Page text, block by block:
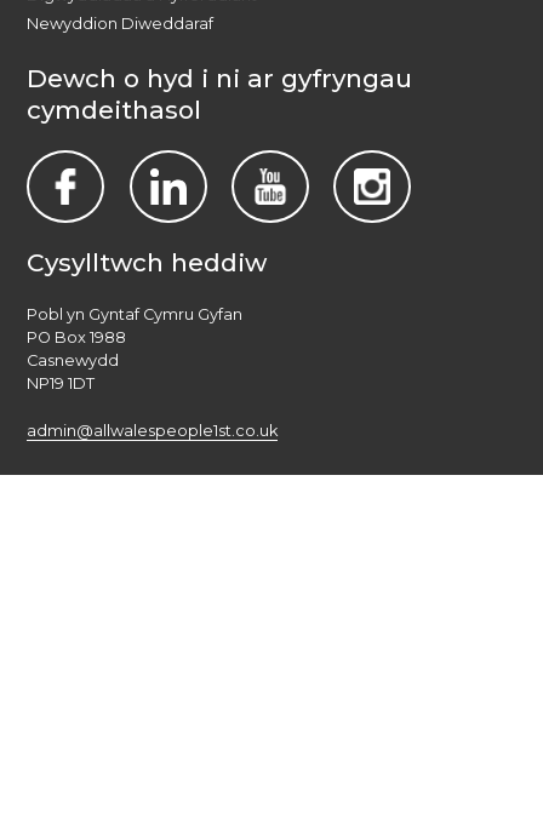
Newyddion Diweddaraf
Dewch o hyd i ni ar gyfryngau
cymdeithasol
Cysylltwch heddiw
Pobl yn Gyntaf Cymru Gyfan
PO Box 1988
Casnewydd
NP19 1DT
admin@allwalespeople1st.co.uk